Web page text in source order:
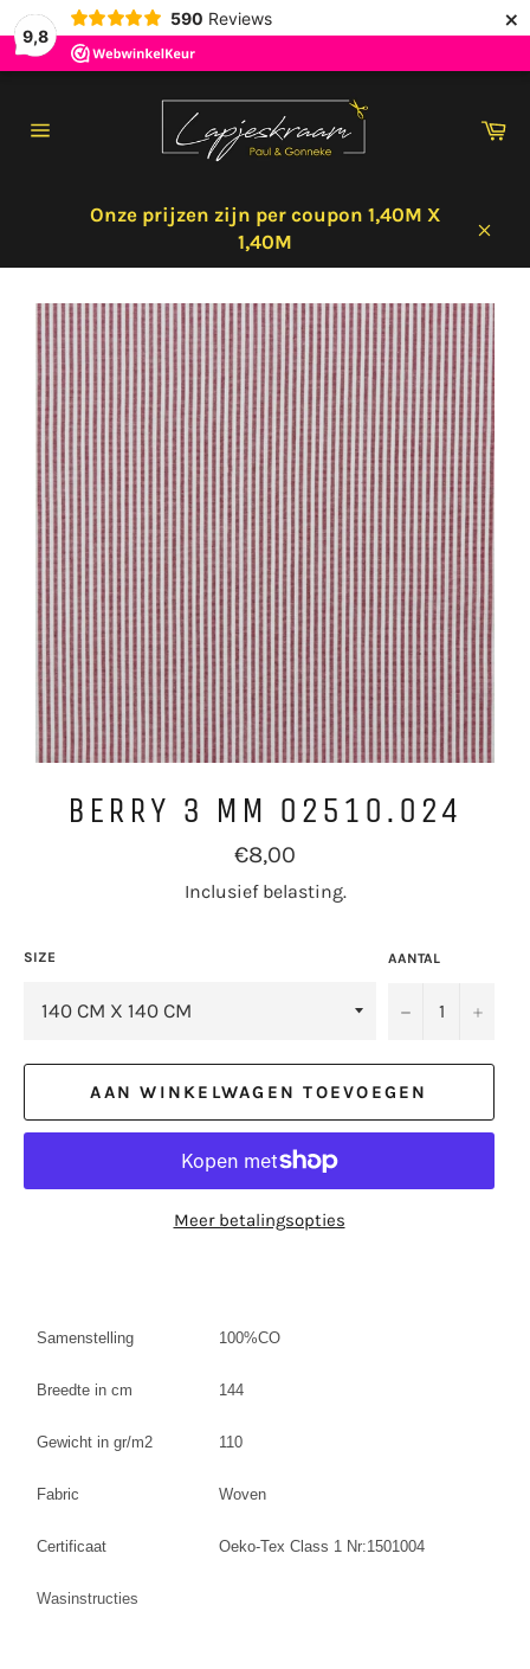
9,8
590 Reviews ×
Onze prijzen zijn per coupon 1,40M X
1,40M
BERRY 3 MM 02510.024
Normale
prijs
€8,00
Inclusief belasting.
SIZE AANTAL
− +
AAN WINKELWAGEN TOEVOEGEN
Meer betalingsopties
Samenstelling 100%CO
Breedte in cm 144
Gewicht in gr/m2 110
Fabric Woven
Certificaat Oeko-Tex Class 1 Nr:1501004
Wasinstructies